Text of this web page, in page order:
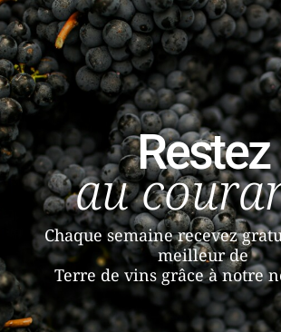
Restez
au
Chaque semaine recevez
meilleur de
Terre de vins grâce à notre